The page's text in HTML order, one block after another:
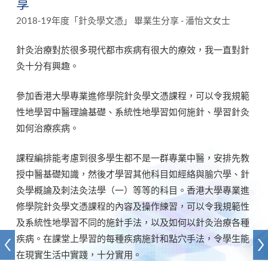
享
2018-19年度「針灸學文憑」 畢業生分享 - 潘怡文女士
針灸治療對於很多現代都市疾病有很大的療效，我一直對針
灸十分有興趣。
參加香港大學專業進修學院針灸學文憑課程，可以令我規範
性地學習中醫理論基礎、系統性地學習如何施針、學習針灸
如何治療疾病。
課程編排能考慮到很多學生都不是一群專業中醫，安排先教
授中醫基礎知識，然後才學習其他科目如經絡與腧穴學、針
灸學概論及刺法灸法學（一）等等的科目。香港大學專業進
修學院針灸學文憑課程的內容及操作練習，可以令我規範性
及系統性地學習不同的施針手法，以及如何以針灸治療各種
疾病。在課堂上學習的每種疾病施針和點穴手法，令學生能
在現實生活中實踐，十分實用。